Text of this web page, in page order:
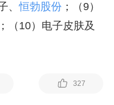
、恒勃股份；（9）
（10）电子皮肤及
327